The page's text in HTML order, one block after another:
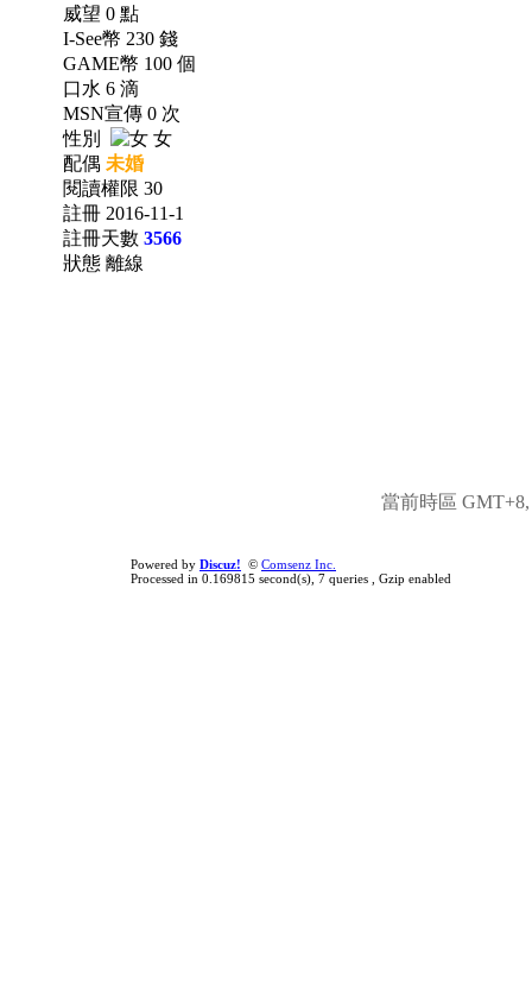
威望 0 點
I-See幣 230 錢
GAME幣 100 個
口水 6 滴
MSN宣傳 0 次
性別
女
配偶 未婚
閱讀權限 30
註冊 2016-11-1
註冊天數 3566
狀態 離線
當前時區 GMT+8,
Powered by Discuz! © Comsenz Inc.
Processed in 0.169815 second(s), 7 queries , Gzip enabled